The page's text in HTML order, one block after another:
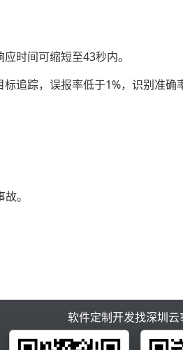
时间可缩短至43秒内。
追踪，误报率低于1%，识别准确
。
软件定制开发找深圳云